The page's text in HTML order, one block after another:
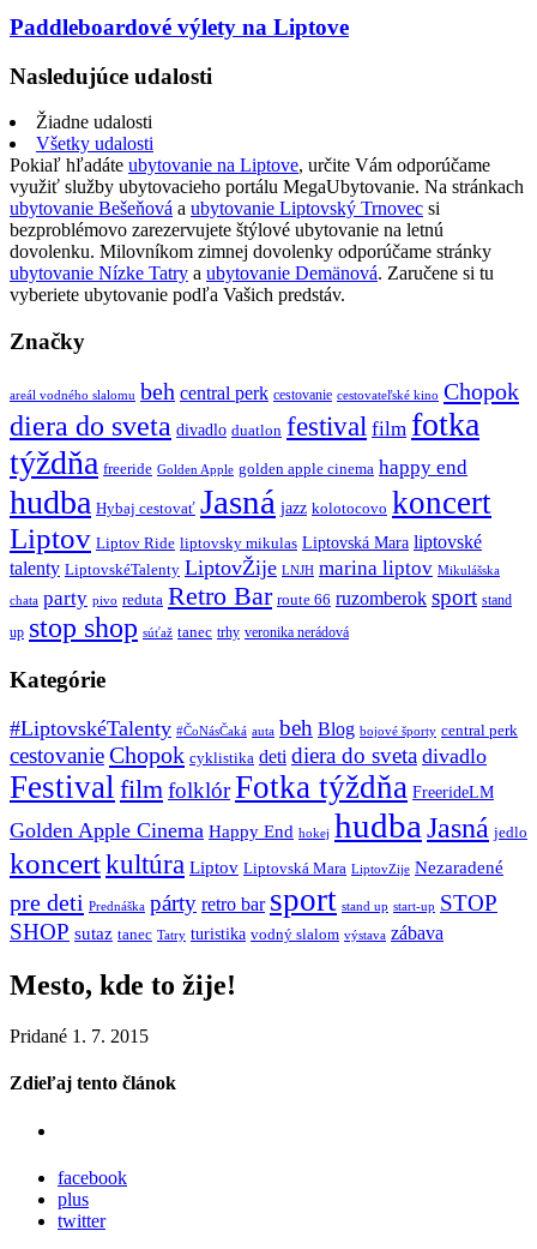
Paddleboardové výlety na Liptove
Nasledujúce udalosti
Žiadne udalosti
Všetky udalosti
Pokiaľ hľadáte ubytovanie na Liptove, určite Vám odporúčame
využiť služby ubytovacieho portálu MegaUbytovanie. Na stránkach
ubytovanie Bešeňová a ubytovanie Liptovský Trnovec si
bezproblémovo zarezervujete štýlové ubytovanie na letnú
dovolenku. Milovníkom zimnej dovolenky odporúčame stránky
ubytovanie Nízke Tatry a ubytovanie Demänová. Zaručene si tu
vyberiete ubytovanie podľa Vašich predstáv.
Značky
areál vodného slalomu beh central perk cestovanie cestovateľské kino Chopok
diera do sveta divadlo duatlon festival film fotka
týždňa freeride Golden Apple golden apple cinema happy end
hudba Hybaj cestovať Jasná jazz kolotocovo koncert
Liptov Liptov Ride liptovsky mikulas Liptovská Mara liptovské
talenty LiptovskéTalenty LiptovŽije LNJH marina liptov Mikulášska
chata party pivo reduta Retro Bar route 66 ruzomberok sport stand
up stop shop súťaž tanec trhy veronika nerádová
Kategórie
#LiptovskéTalenty #ČoNásČaká auta beh Blog bojové športy central perk
cestovanieChopok cyklistika deti diera do sveta divadlo
Festival filmfolklórFotka týždňa FreerideLM
Golden Apple Cinema Happy End hokej hudba Jasná jedlo
koncertkultúra Liptov Liptovská Mara LiptovZije Nezaradené
pre deti Prednáška párty retro bar sport stand up start-up STOP
SHOP sutaz tanec Tatry turistika vodný slalom výstava zábava
Mesto, kde to žije!
Pridané 1. 7. 2015
Zdieľaj tento článok
facebook
plus
twitter